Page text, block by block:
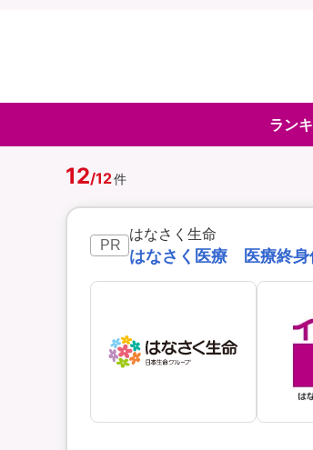
バ
ペッ
スマホ保険
イオ
専用
ラン
12/12件
PR
はなさく生命
はなさく医療 医療終